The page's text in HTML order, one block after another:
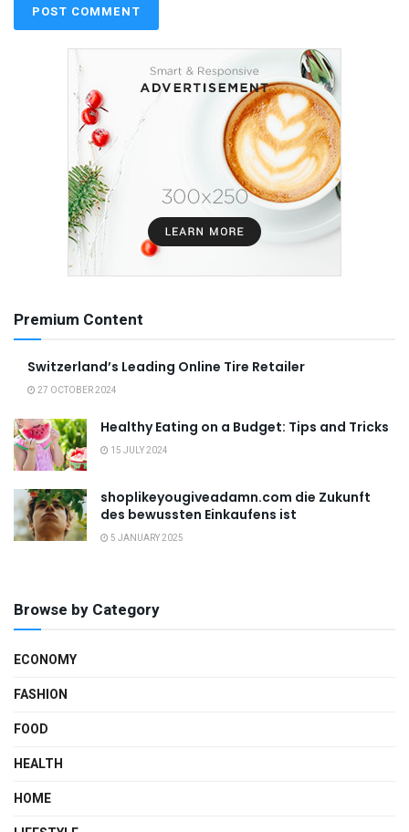
Premium Content
Switzerland’s Leading Online Tire Retailer
27 OCTOBER 2024
Healthy Eating on a Budget: Tips and Tricks
15 JULY 2024
shoplikeyougiveadamn.com die Zukunft
des bewussten Einkaufens ist
5 JANUARY 2025
Browse by Category
ECONOMY
FASHION
FOOD
HEALTH
HOME